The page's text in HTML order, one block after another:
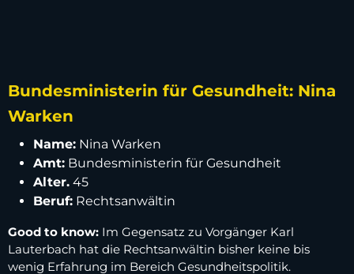
Bundesministerin für Gesundheit: Nina
Warken
Name: Nina Warken
Amt: Bundesministerin für Gesundheit
Alter. 45
Beruf: Rechtsanwältin
Good to know: Im Gegensatz zu Vorgänger Karl
Lauterbach hat die Rechtsanwältin bisher keine bis
wenig Erfahrung im Bereich Gesundheitspolitik.